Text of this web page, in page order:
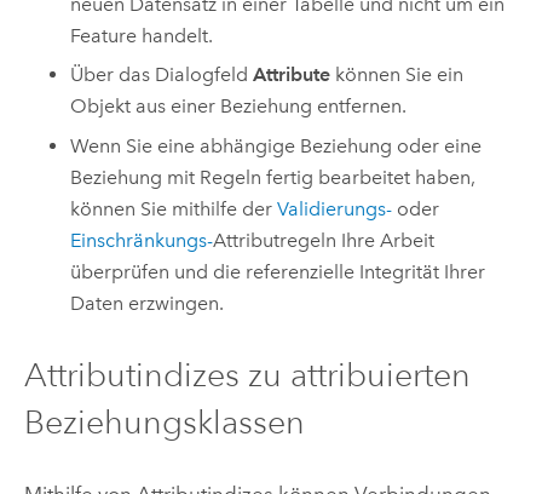
Feature handelt.
Über das DialogfeldAttribute können Sie ein
Objekt aus einer Beziehung entfernen.
Wenn Sie eine abhängige Beziehung oder eine
Beziehung mit Regeln fertig bearbeitet haben,
können Sie mithilfe derValidierungs- oder
Einschränkungs-Attributregeln Ihre Arbeit
überprüfen und die referenzielle Integrität Ihrer
Daten erzwingen.
Attributindizes zu attribuierten
Beziehungsklassen